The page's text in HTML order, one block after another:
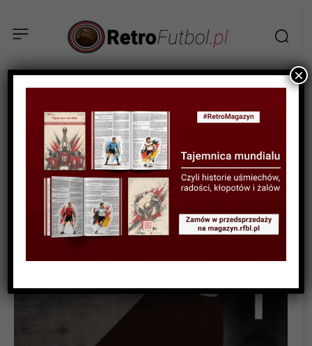
BIOGRAFIE PIŁKARZY
Carbajal – heros mundiali
×